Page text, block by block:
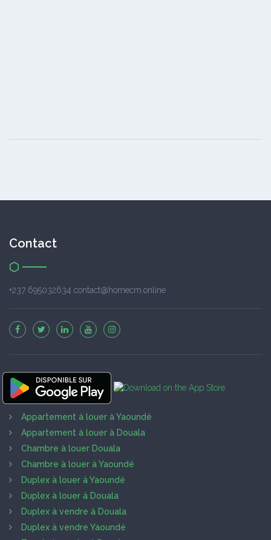
Contact
+237 695032634 contact@homecm.online
Appartement à louer à Yaoundé
Appartement à louer à Douala
Chambre à louer Douala
Chambre à louer à Yaoundé
Duplex à louer à Yaoundé
Duplex à louer à Douala
Duplex à vendre à Douala
Duplex à vendre Yaoundé